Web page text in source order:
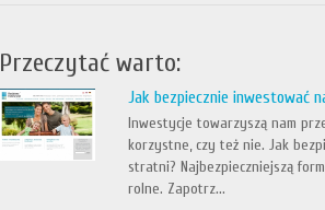
Przeczytać warto:
Jak bezpiecznie inwestować
Inwestycje towarzyszą nam
korzystne, czy też nie. Jak
stratni? Najbezpieczniejszą
rolne. Zapotrz...